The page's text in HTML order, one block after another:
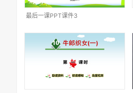
最后一课PPT课件3